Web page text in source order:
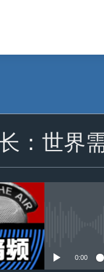
：世界
0:00